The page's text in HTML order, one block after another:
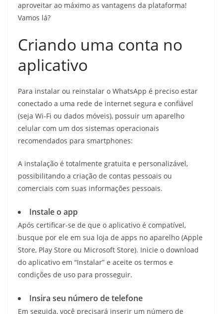
aproveitar ao máximo as vantagens da plataforma!
Vamos lá?
Criando uma conta no
aplicativo
Para instalar ou reinstalar o WhatsApp é preciso estar
conectado a uma rede de internet segura e confiável
(seja Wi-Fi ou dados móveis), possuir um aparelho
celular com um dos sistemas operacionais
recomendados para smartphones:
A instalação é totalmente gratuita e personalizável,
possibilitando a criação de contas pessoais ou
comerciais com suas informações pessoais.
Instale o app
Após certificar-se de que o aplicativo é compatível,
busque por ele em sua loja de apps no aparelho (Apple
Store, Play Store ou Microsoft Store). Inicie o download
do aplicativo em “Instalar” e aceite os termos e
condições de uso para prosseguir.
Insira seu número de telefone
Em seguida, você precisará inserir um número de